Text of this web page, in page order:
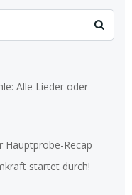
Alle Lieder oder
Hauptprobe-Recap
startet durch!